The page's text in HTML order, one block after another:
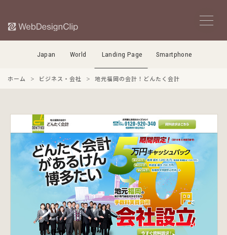
Japan World Landing Page Smartphone
ホーム ビジネス・会社 地元福岡の会計！どんたく会計